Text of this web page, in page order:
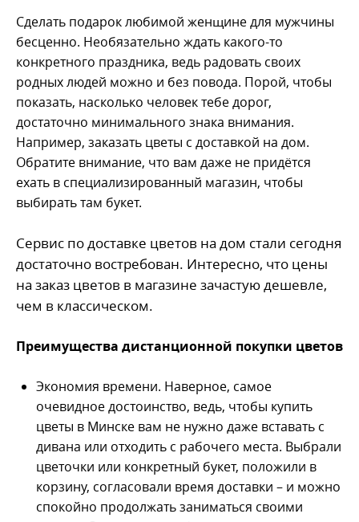
Сделать подарок любимой женщине для мужчины
бесценно. Необязательно ждать какого-то
конкретного праздника, ведь радовать своих
родных людей можно и без повода. Порой, чтобы
показать, насколько человек тебе дорог,
достаточно минимального знака внимания.
Например, заказать цветы с доставкой на дом.
Обратите внимание, что вам даже не придётся
ехать в специализированный магазин, чтобы
выбирать там букет.
Сервис по доставке цветов на дом стали сегодня
достаточно востребован. Интересно, что цены
на заказ цветов в магазине зачастую дешевле,
чем в классическом.
Преимущества дистанционной покупки цветов
Экономия времени. Наверное, самое
очевидное достоинство, ведь, чтобы купить
цветы в Минске вам не нужно даже вставать с
дивана или отходить с рабочего места. Выбрали
цветочки или конкретный букет, положили в
корзину, согласовали время доставки – и можно
спокойно продолжать заниматься своими